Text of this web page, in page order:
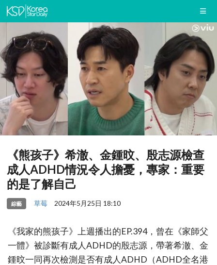
《熊孩子》希澈、金鍾旼、殷志源檢查
成人ADHD情況令人擔憂，專家：重要
的是了解自己
綜藝 草莓 2024年5月25日 18:10
《我家的熊孩子》上週播出的EP.394，曾在《家師父
一體》被診斷有成人ADHD的殷志源，帶著希澈、金
鍾旼一同再次檢測是否有成人ADHD（ADHD全名港